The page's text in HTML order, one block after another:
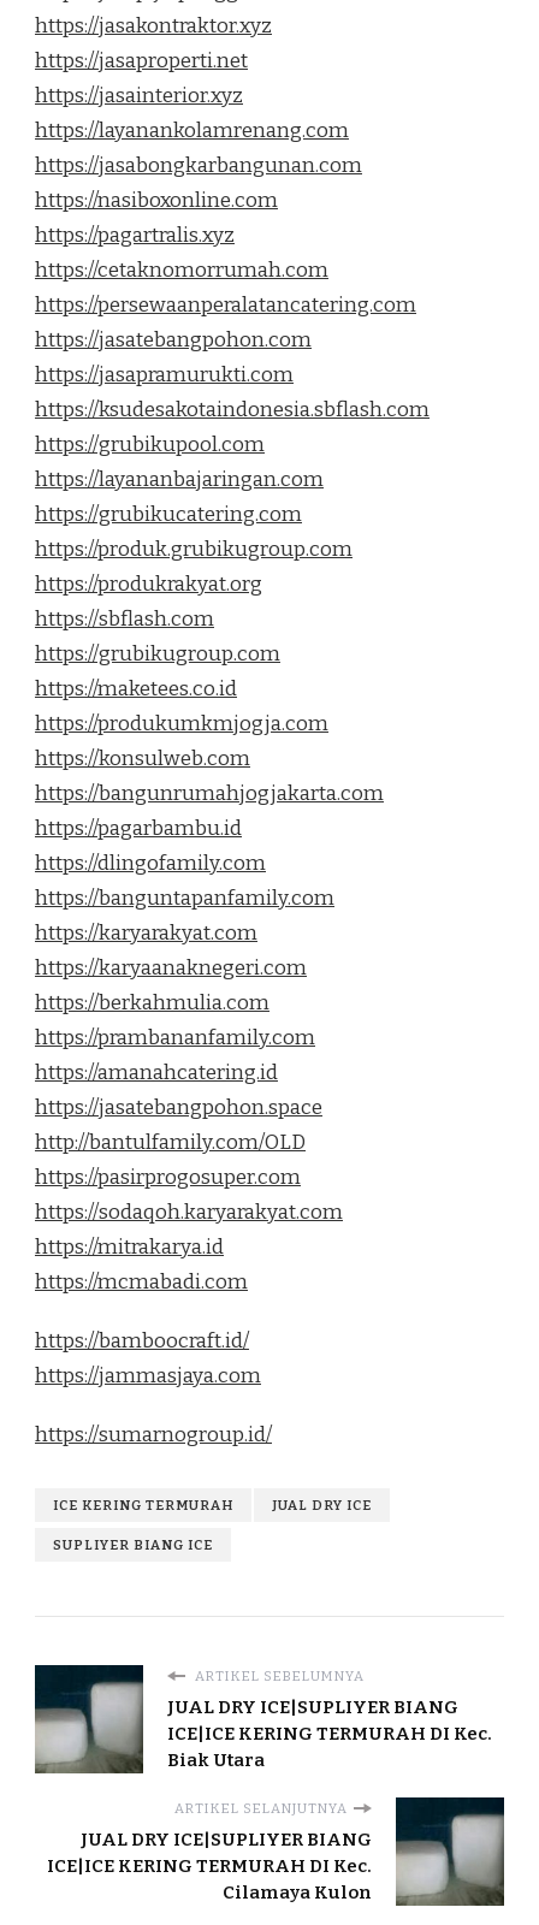
https://jasakontraktor.xyz
https://jasaproperti.net
https://jasainterior.xyz
https://layanankolamrenang.com
https://jasabongkarbangunan.com
https://nasiboxonline.com
https://pagartralis.xyz
https://cetaknomorrumah.com
https://persewaanperalatancatering.com
https://jasatebangpohon.com
https://jasapramurukti.com
https://ksudesakotaindonesia.sbflash.com
https://grubikupool.com
https://layananbajaringan.com
https://grubikucatering.com
https://produk.grubikugroup.com
https://produkrakyat.org
https://sbflash.com
https://grubikugroup.com
https://maketees.co.id
https://produkumkmjogja.com
https://konsulweb.com
https://bangunrumahjogjakarta.com
https://pagarbambu.id
https://dlingofamily.com
https://banguntapanfamily.com
https://karyarakyat.com
https://karyaanaknegeri.com
https://berkahmulia.com
https://prambananfamily.com
https://amanahcatering.id
https://jasatebangpohon.space
http://bantulfamily.com/OLD
https://pasirprogosuper.com
https://sodaqoh.karyarakyat.com
https://mitrakarya.id
https://mcmabadi.com
https://bamboocraft.id/
https://jammasjaya.com
https://sumarnogroup.id/
ICE KERING TERMURAH JUAL DRY ICE
SUPLIYER BIANG ICE
ARTIKEL SEBELUMNYA
JUAL DRY ICE|SUPLIYER BIANG
ICE|ICE KERING TERMURAH DI Kec.
Biak Utara
ARTIKEL SELANJUTNYA
JUAL DRY ICE|SUPLIYER BIANG
ICE|ICE KERING TERMURAH DI Kec.
Cilamaya Kulon